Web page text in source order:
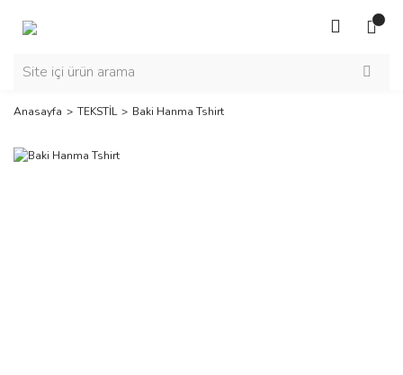
Anasayfa TEKSTİL Baki Hanma Tshirt